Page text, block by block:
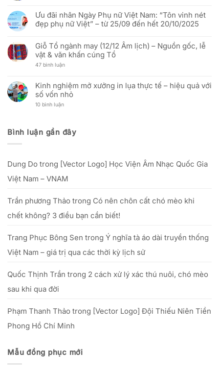
nhất
đất
nước
(30/04/1975
30/04/2026)
đại
diện
và
địa
chỉ
văn
phòng
mới
Yên)
Báo
Cáo
Thị
In
Cờ
Vải:
Phân
Tích
Và
Hiệu
Quả
Tư
bình
luận
ở
Hải
Triều
ra
mắt
Zalo
nâng
tầm
trải
nghiệm
dịch
Ưu đãi nhân Ngày Phụ nữ Việt Nam: “Tôn vinh nét
đẹp phụ nữ Việt” – từ 25/09 đến hết 20/10/2025
bình
luận
ở
Ưu
đãi
Phụ
nữ
Việt
Nam:
phụ
nữ
25/09
đến
20/10/2025
Giỗ Tổ ngành may (12/12 Âm lịch) – Nguồn gốc, lễ
vật & văn khấn cúng Tổ
47 bình luậnở
ngành
may
(12/12
lễ
vật
Tổ
Kinh nghiệm mở xưởng in lụa thực tế – hiệu quả với
số vốn nhỏ
10 bình luậnở
xưởng
in
hiệu
quả
với
số
Bình luận gần đây
Dung Do trong [Vector Logo] Học Viện Âm Nhạc Quốc Gia
Việt Nam – VNAM
Trần phương Thảo trong Có nên chôn cất chó mèo khi
chết không? 3 điều bạn cần biết!
Trang Phục Bông Sen trong Ý nghĩa tà áo dài truyền thống
Việt Nam – giá trị qua các thời kỳ lịch sử
Quốc Thịnh Trần trong 2 cách xử lý xác thú nuôi, chó mèo
sau khi qua đời
Phạm Thanh Thảo trong [Vector Logo] Đội Thiếu Niên Tiền
Phong Hồ Chí Minh
Mẫu đồng phục mới